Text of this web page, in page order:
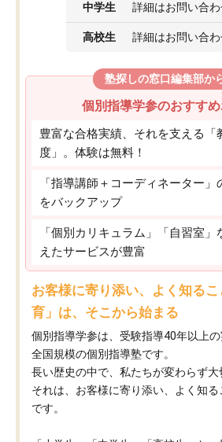
中学生 詳細はお問い合
高校生 詳細はお問い合
塾探しの窓口編集部か
個別指導学参のおすす
豊富な合格実績、それを支える「
度」。体験は無料！
「指導講師＋コーディネーター
をバックアップ
「個別カリキュラム」「自習室
えたサービスが豊富
お客様に寄り添い、よく知る
育」は、そこから始まる
個別指導学参は、受験指導40年以上の
全国規模の個別指導塾です。
長い歴史の中で、私たちが変わらず大
それは、お客様に寄り添い、よく知
です。